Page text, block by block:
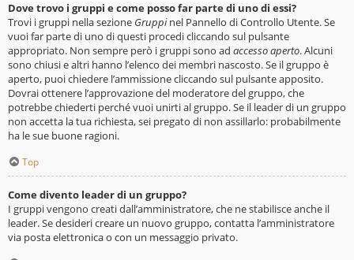
Dove trovo i gruppi e come posso far parte di uno di essi?
Trovi i gruppi nella sezione Gruppinel Pannello di Controllo Utente. Se
vuoi far parte di uno di questi procedi cliccando sul pulsante
appropriato. Non sempre però i gruppi sono ad accesso aperto. Alcuni
sono chiusi e altri hanno l’elenco dei membri nascosto. Se il gruppo è
aperto, puoi chiedere l’ammissione cliccando sul pulsante apposito.
Dovrai ottenere l’approvazione del moderatore del gruppo, che
potrebbe chiederti perché vuoi unirti al gruppo. Se il leader di un gruppo
non accetta la tua richiesta, sei pregato di non assillarlo: probabilmente
ha le sue buone ragioni.
Top
Come divento leader di un gruppo?
I gruppi vengono creati dall’amministratore, che ne stabilisce anche il
leader. Se desideri creare un nuovo gruppo, contatta l’amministratore
via posta elettronica o con un messaggio privato.